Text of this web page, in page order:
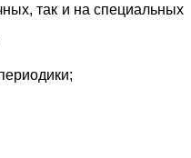
так и на специальных